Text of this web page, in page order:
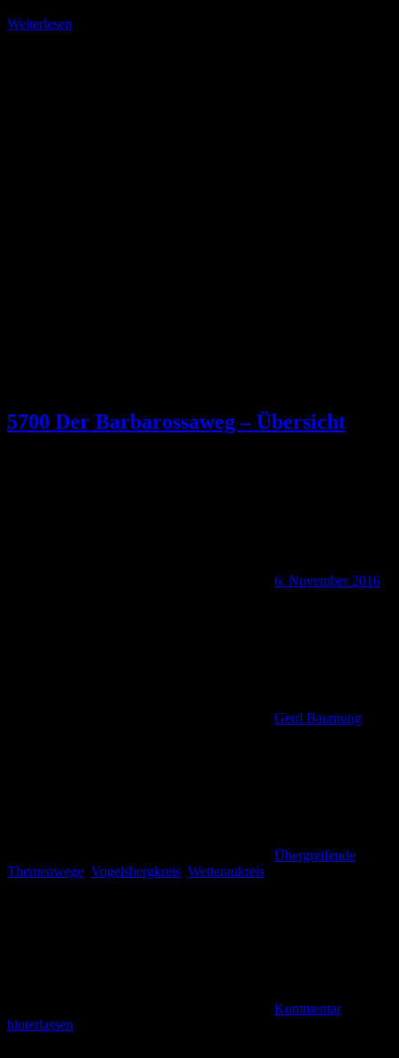
Weiterlesen
5700 Der Barbarossaweg – Übersicht
6. November 2016
Gerd Baumung
Übergreifende
Themenwege Vogelsbergkreis Wetteraukreis
Kommentar
hinterlassen